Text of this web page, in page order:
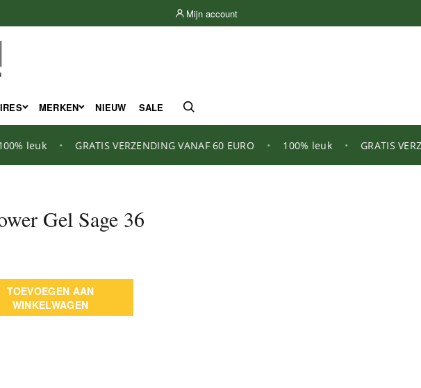
Mijn account
MERKEN NIEUW SALE
leuk • GRATIS VERZENDING VANAF 60 EURO • 100% leuk • GRATIS
Gel Sage 36
TOEVOEGEN AAN
WINKELWAGEN